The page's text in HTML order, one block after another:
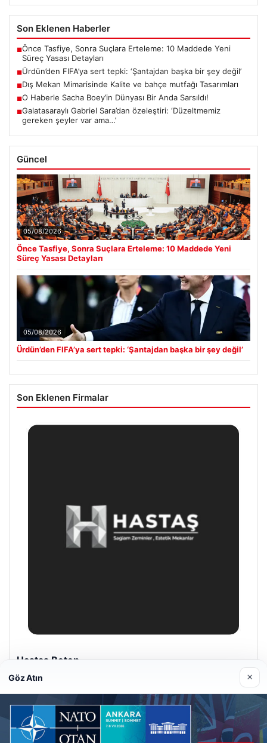
Son Eklenen Haberler
■Önce Tasfiye, Sonra Suçlara Erteleme: 10 Maddede Yeni
Süreç Yasası Detayları
■Ürdün’den FIFA’ya sert tepki: ‘Şantajdan başka bir şey değil’
■Dış Mekan Mimarisinde Kalite ve bahçe mutfağı Tasarımları
■O Haberle Sacha Boey’in Dünyası Bir Anda Sarsıldı!
■Galatasaraylı Gabriel Sara’dan özeleştiri: ‘Düzeltmemiz
gereken şeyler var ama…’
Güncel
05/08/2026
Önce Tasfiye, Sonra Suçlara Erteleme: 10 Maddede Yeni
Süreç Yasası Detayları
05/08/2026
Ürdün’den FIFA’ya sert tepki: ‘Şantajdan başka bir şey değil’
Son Eklenen Firmalar
Enes Kaplan Avukatlık Bürosu
28/04/2026
Göz Atın ×